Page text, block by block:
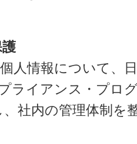
人情報について、
ライアンス・プロ
社内の管理体制を